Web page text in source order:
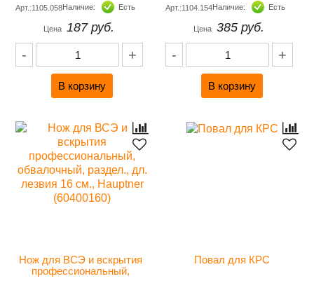
Арт.:1105.058Наличие: Есть
Цена 187 руб.
- +
Арт.:1104.154Наличие: Есть
Цена 385 руб.
- +
Нож для ВСЭ и вскрытия
профессиональный,
Повал для КРС